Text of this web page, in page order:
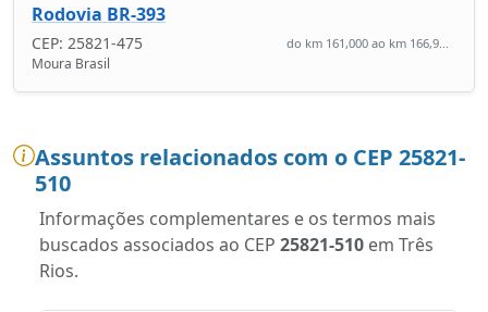
Rodovia BR-393
CEP: 25821-475 do km 161,000 ao km 166,9...
Moura Brasil
Assuntos relacionados com o CEP 25821-
510
Informações complementares e os termos mais
buscados associados ao CEP 25821-510 em Três
Rios.